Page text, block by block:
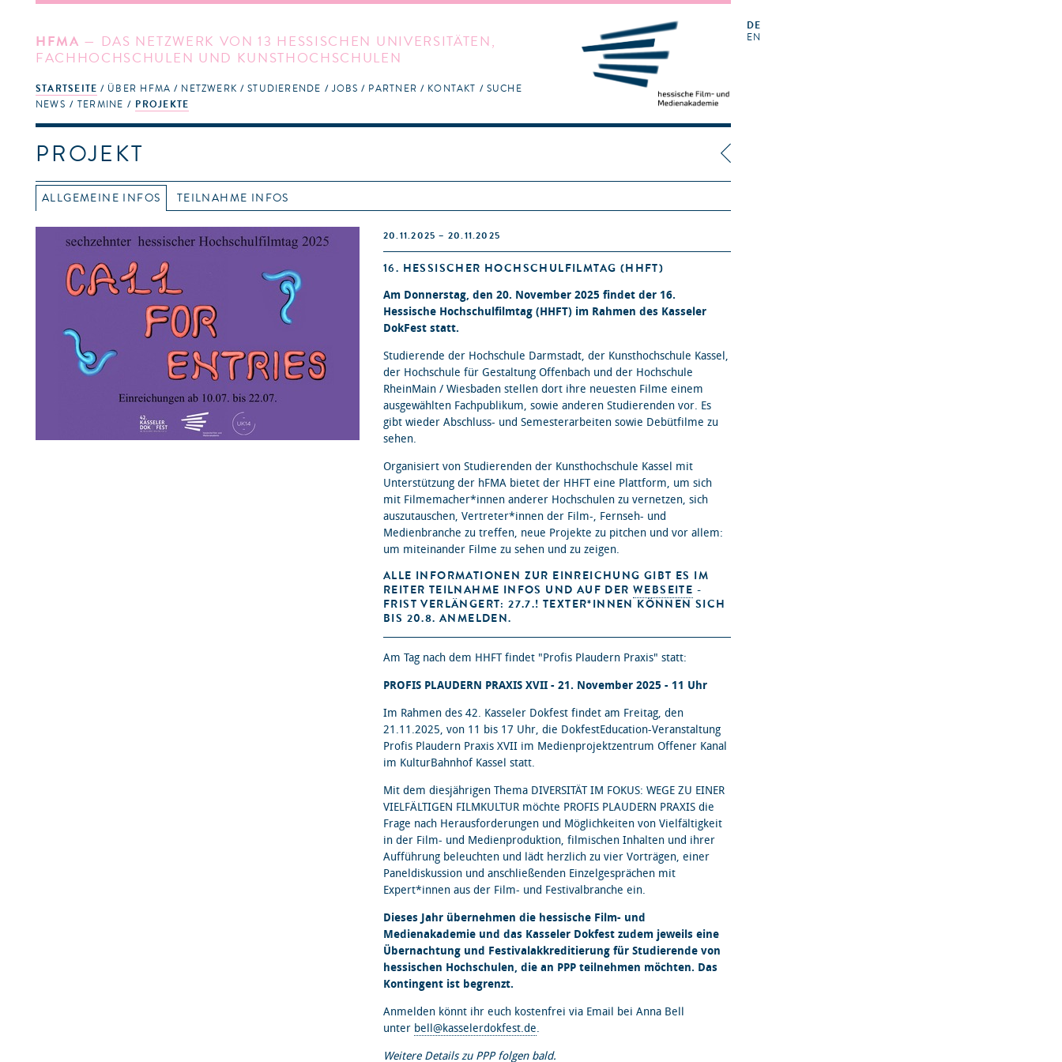
HFMA — DAS NETZWERK VON 13 HESSISCHEN UNIVERSITÄTEN,
FACHHOCHSCHULEN UND KUNSTHOCHSCHULEN
STARTSEITE
NEWS
TERMINE PROJEKTE
ÜBER HFMA NETZWERK STUDIERENDE JOBS PARTNER KONTAKT SUCHE
DE
EN
PROJEKT
ALLGEMEINE INFOS TEILNAHME INFOS
20.11.2025 – 20.11.2025
16. HESSISCHER HOCHSCHULFILMTAG (HHFT)
Am Donnerstag, den 20. November 2025 findet der 16.
Hessische Hochschulfilmtag (HHFT) im Rahmen des Kasseler
DokFest statt.
Studierende der Hochschule Darmstadt, der Kunsthochschule Kassel,
der Hochschule für Gestaltung Offenbach und der Hochschule
RheinMain / Wiesbaden stellen dort ihre neuesten Filme einem
ausgewählten Fachpublikum, sowie anderen Studierenden vor. Es
gibt wieder Abschluss- und Semesterarbeiten sowie Debütfilme zu
sehen.
Organisiert von Studierenden der Kunsthochschule Kassel mit
Unterstützung der hFMA bietet der HHFT eine Plattform, um sich
mit Filmemacher*innen anderer Hochschulen zu vernetzen, sich
auszutauschen, Vertreter*innen der Film-, Fernseh- und
Medienbranche zu treffen, neue Projekte zu pitchen und vor allem:
um miteinander Filme zu sehen und zu zeigen.
ALLE INFORMATIONEN ZUR EINREICHUNG GIBT ES IM
REITER TEILNAHME INFOS UND AUF DER WEBSEITE -
FRIST VERLÄNGERT: 27.7.! TEXTER*INNEN KÖNNEN SICH
BIS 20.8. ANMELDEN.
Am Tag nach dem HHFT findet "Profis Plaudern Praxis" statt:
PROFIS PLAUDERN PRAXIS XVII - 21. November 2025 - 11 Uhr
Im Rahmen des 42. Kasseler Dokfest findet am Freitag, den
21.11.2025, von 11 bis 17 Uhr, die DokfestEducation-Veranstaltung
Profis Plaudern Praxis XVII im Medienprojektzentrum Offener Kanal
im KulturBahnhof Kassel statt.
Mit dem diesjährigen Thema DIVERSITÄT IM FOKUS: WEGE ZU EINER
VIELFÄLTIGEN FILMKULTUR möchte PROFIS PLAUDERN PRAXIS die
Frage nach Herausforderungen und Möglichkeiten von Vielfältigkeit
in der Film- und Medienproduktion, filmischen Inhalten und ihrer
Aufführung beleuchten und lädt herzlich zu vier Vorträgen, einer
Paneldiskussion und anschließenden Einzelgesprächen mit
Expert*innen aus der Film- und Festivalbranche ein.
Dieses Jahr übernehmen die hessische Film- und
Medienakademie und das Kasseler Dokfest zudem jeweils eine
Übernachtung und Festivalakkreditierung für Studierende von
hessischen Hochschulen, die an PPP teilnehmen möchten. Das
Kontingent ist begrenzt.
Anmelden könnt ihr euch kostenfrei via Email bei Anna Bell
unter bell@kasselerdokfest.de.
Weitere Details zu PPP folgen bald.